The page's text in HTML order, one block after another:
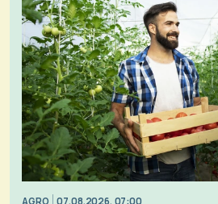
AGRO 07.08.2026, 07:00